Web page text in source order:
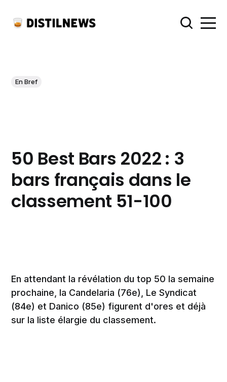
En Bref
50 Best Bars 2022 : 3
bars français dans le
classement 51-100
En attendant la révélation du top 50 la semaine
prochaine, la Candelaria (76e), Le Syndicat
(84e) et Danico (85e) figurent d'ores et déjà
sur la liste élargie du classement.